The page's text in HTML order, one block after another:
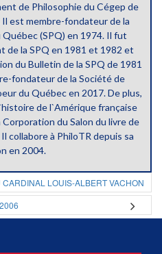
de Philosophie du Cégep de
est membre-fondateur de la
(SPQ) en 1974. Il fut
de la SPQ en 1981 et 1982 et
du Bulletin de la SPQ de 1981
fondateur de la Société de
du Québec en 2017. De plus,
de l`Amérique française
du Salon du livre de
collabore à PhiloTR depuis sa
en 2004.
CARDINAL LOUIS-ALBERT VACHON